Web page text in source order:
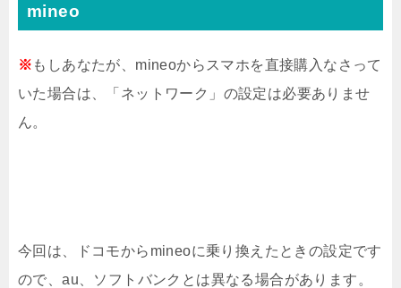
mineo
※ もしあなたが、mineoからスマホを直接購入なさって
いた場合は、「ネットワーク」の設定は必要ありませ
ん。
今回は、ドコモからmineoに乗り換えたときの設定です
ので、au、ソフトバンクとは異なる場合があります。